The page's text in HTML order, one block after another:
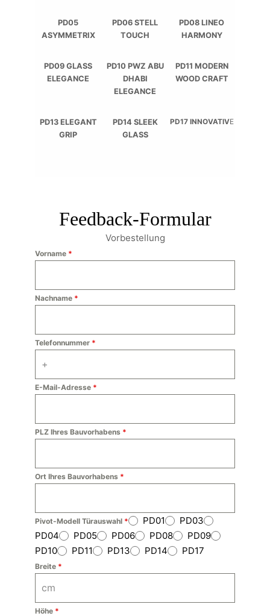
PD05
ASYMMETRIX
PD06 STELL
TOUCH
PD08 LINEO
HARMONY
PD09 GLASS
ELEGANCE
PD10 PWZ ABU
DHABI
ELEGANCE
PD11 MODERN
WOOD CRAFT
PD13 ELEGANT
GRIP
PD14 SLEEK
GLASS
PD17 INNOVATIVE
Feedback-Formular
Vorbestellung
Vorname *
Nachname *
Telefonnummer *
E-Mail-Adresse *
PLZ Ihres Bauvorhabens *
Ort Ihres Bauvorhabens *
Pivot-Modell Türauswahl * PD01
PD03
PD04
PD05 PD06 PD08
PD09
PD10
PD11 PD13 PD14 PD17
Breite *
Höhe *